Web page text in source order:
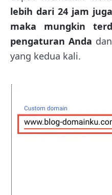
lebih dari 24 jam
maka mungkin
pengaturan Anda
yang kedua kali.